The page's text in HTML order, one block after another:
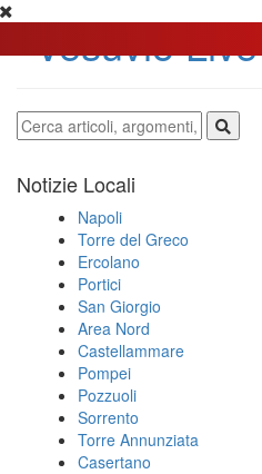
Notizie Locali
Napoli
Torre del Greco
Ercolano
Portici
San Giorgio
Area Nord
Castellammare
Pompei
Pozzuoli
Sorrento
Torre Annunziata
Casertano